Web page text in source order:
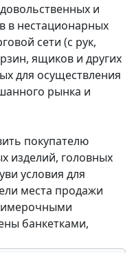
и
в нестационарных
сети (с рук,
ящиков и других
для осуществления
рынка и
покупателю
изделий, головных
условия для
места продажи
банкетками,